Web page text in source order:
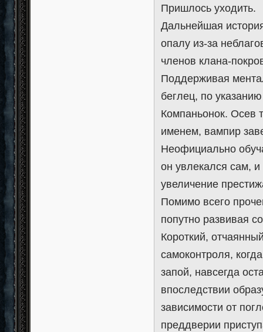
Пришлось уходить.
Дальнейшая
опалу из-за
членов клана-
Поддерживая
беглец, по
Компаньонок. Осев
именем, вампир
Неофициально
он увлекался сам,
увеличение
Помимо всего
попутно развивая
Короткий,
самоконтроля,
запой, навсегда
впоследствии
зависимости от
преддверии